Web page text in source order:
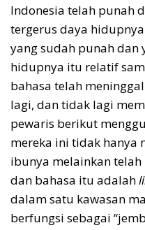
Indonesia telah punah
tergerus daya
yang sudah punah dan
hidupnya itu relatif
bahasa telah
lagi, dan tidak lagi
pewaris berikut
mereka ini tidak hanya
ibunya melainkan
dan bahasa itu adalah
dalam satu kawasan
berfungsi sebagai